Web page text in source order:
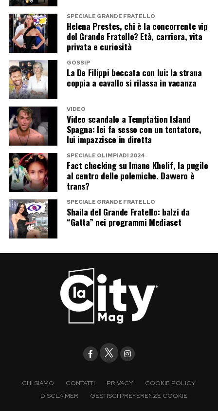
SPECIALE GRANDE FRATELLO
Helena Prestes, chi è la concorrente vip
del Grande Fratello? Età, carriera, vita
privata e curiosità
GOSSIP
La De Filippi beccata con lui: la strana
coppia a cavallo si rilassa in vacanza
VIDEO
Video scandalo a Temptation Island
Spagna: lei fa sesso con un tentatore,
lui impazzisce in diretta
SPECIALE OLIMPIADI 2024
Fact checking su Imane Khelif, la pugile
al centro delle polemiche. Davvero è
trans?
SPECIALE GRANDE FRATELLO
Shaila del Grande Fratello: balzi da
“Gatta” nei programmi Mediaset
CHI SIAMO CONTATTI PRIVACY
COOKIE POLICY
DISCLAIMER
GESTISCI PREFERENZE COOKIE